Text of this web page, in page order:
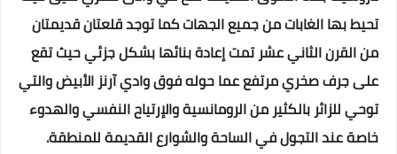
تحيط بها الغابات من جميع الجهات كما توجد قلعتان قديمتان
من القرن الثاني عشر تمت إعادة بنائها بشكل جزئي حيث تقع
على جرف صخري مرتفع عما حوله فوق وادي آرنز الأبيض والتي
توحي للزائر بالكثير من الرومانسية والإرتياح النفسي والهدوء
خاصة عند التجول في الساحة والشوارع القديمة للمنطقة.